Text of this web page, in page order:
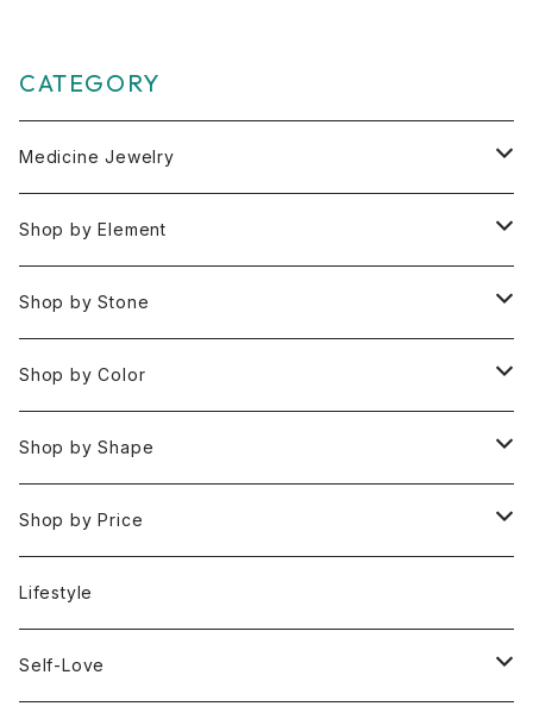
CATEGORY
Medicine Jewelry
Pendant Charms
Bracelets
Necklaces
Rings
Earrings
Keychain Charms & Accessories
Imported Collection
Shop by Element
Space 空(気づき,余白,真実）
Water 水(癒し,潤い,鎮静)
Fire 火(情熱,勇気,希望)
Air 風(思考,表現,循環)
Eart 土(グラウンディング,安定,現実)
5 Element Set
Shop by Stone
おみくじ
アイオライト
アクアマリン
アゲート
アズライト
Shop by Color
Clear / White
Gold
Silver
Red / Orange
Shop by Shape
Rough 原石
Tumbled タンブル
Loose ルース
Shop by Price
Under ¥3000
¥3001〜¥5000
Lifestyle
Self-Love